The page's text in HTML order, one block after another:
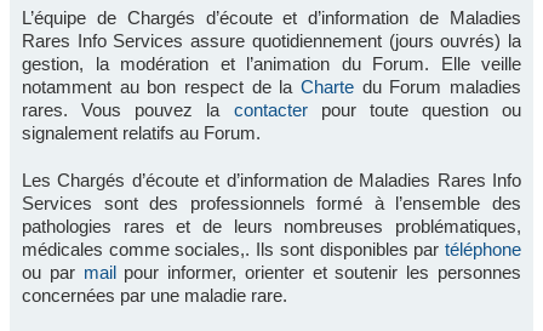
L’équipe de Chargés d’écoute et d’information de Maladies
Rares Info Services assure quotidiennement (jours ouvrés) la
gestion, la modération et l’animation du Forum. Elle veille
notamment au bon respect de la Charte du Forum maladies
rares. Vous pouvez la contacterpour toute question ou
signalement relatifs au Forum.
Les Chargés d’écoute et d’information de Maladies Rares Info
Services sont des professionnels formé à l’ensemble des
pathologies rares et de leurs nombreuses problématiques,
médicales comme sociales,. Ils sont disponibles par téléphone
ou par mailpour informer, orienter et soutenir les personnes
concernées par une maladie rare.